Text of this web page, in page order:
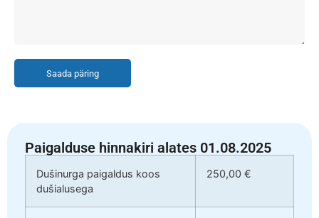
Saada päring
Paigalduse hinnakiri alates 01.08.2025
Dušinurga paigaldus koos
dušialusega
250,00 €